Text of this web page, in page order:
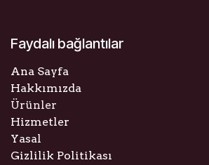
Faydalı bağlantılar
Ana Sayfa
Hakkımızda
Ürünler
Hizmetler
Yasal
Gizlilik Politikası